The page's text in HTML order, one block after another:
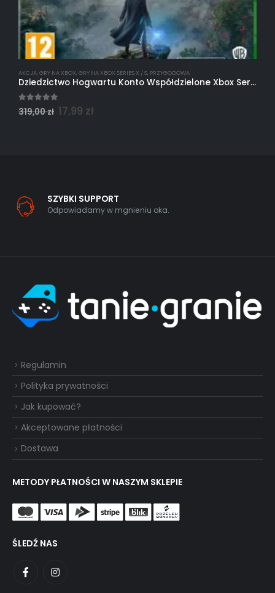
AKCJA, GRY NA XBOX, GRY NA XBOX SERIES X / S, PRZYGODOWA
Dziedzictwo Hogwartu Konto Współdzielone Xbox Series X/S
5.00out of 5
319,00zł 17,99 zł
SZYBKI SUPPORT
Odpowiadamy w mgnieniu oka.
Regulamin
Polityka prywatności
Jak kupować?
Akceptowane płatności
Dostawa
METODY PŁATNOŚCI W NASZYM SKLEPIE
ŚLEDŹ NAS